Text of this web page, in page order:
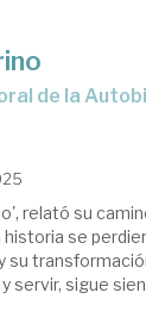
relató su
se
su
servir, sigue